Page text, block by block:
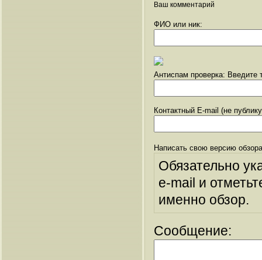
Ваш комментарий
ФИО или ник:
Антиспам проверка: Введите
Контактный E-mail (не
Написать свою версию
Обязательно
e-mail и
именно обзор.
Сообщение: